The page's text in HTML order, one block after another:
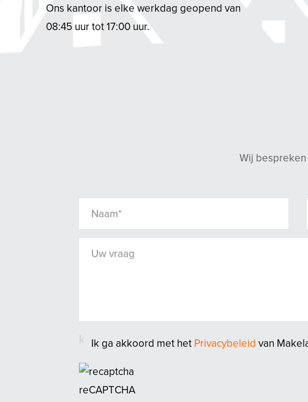
Ons kantoor is elke werkdag geopend van
08:45 uur tot 17:00 uur.
Wij
Ik ga akkoord met het Privacybeleid van
reCAPTCHA